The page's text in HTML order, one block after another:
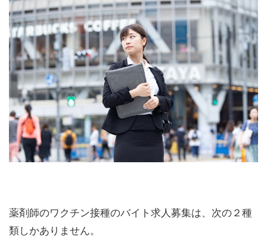
薬剤師のワクチン接種のバイト求人募集は、次の２種
類しかありません。